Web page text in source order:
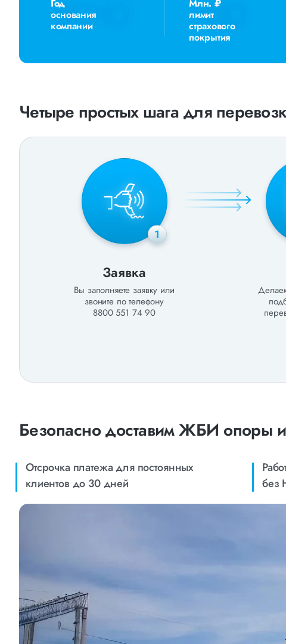
Год
основания
компании
Млн. ₽
лимит
страхового
покрытия
Четыре простых шага для
1
Заявка
Вы заполняете заявку или
звоните по телефону
8800 551 74 90
Безопасно доставим ЖБИ опоры
Отсрочка платежа для постоянных
клиентов до 30 дней
без